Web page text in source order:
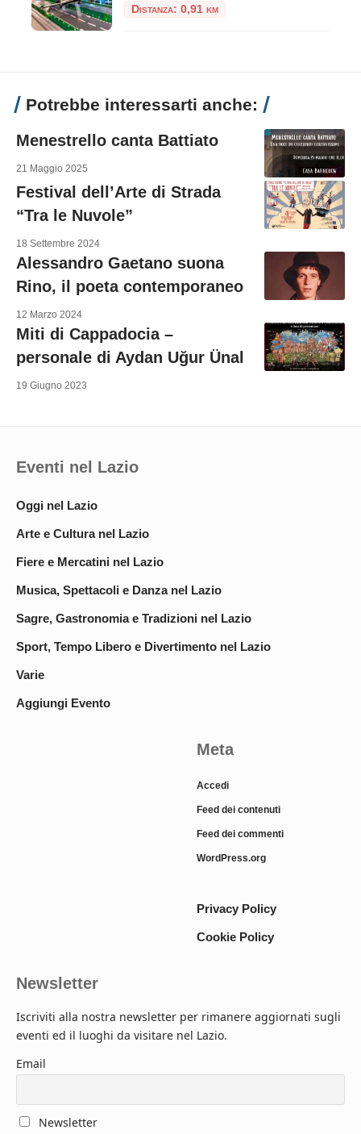
Distanza: 0,91 km
Potrebbe interessarti anche:
Menestrello canta Battiato
21 Maggio 2025
Festival dell’Arte di Strada
“Tra le Nuvole”
18 Settembre 2024
Alessandro Gaetano suona
Rino, il poeta contemporaneo
12 Marzo 2024
Miti di Cappadocia –
personale di Aydan Uğur Ünal
19 Giugno 2023
Eventi nel Lazio
Oggi nel Lazio
Arte e Cultura nel Lazio
Fiere e Mercatini nel Lazio
Musica, Spettacoli e Danza nel Lazio
Sagre, Gastronomia e Tradizioni nel Lazio
Sport, Tempo Libero e Divertimento nel Lazio
Varie
Aggiungi Evento
Meta
Accedi
Feed dei contenuti
Feed dei commenti
WordPress.org
Privacy Policy
Cookie Policy
Newsletter
Iscriviti alla nostra newsletter per rimanere aggiornati sugli
eventi ed il luoghi da visitare nel Lazio.
Email
Newsletter